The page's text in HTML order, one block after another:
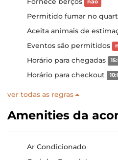
não
Permitido fumar no
Aceita animais de
Eventos são permitidos
Horário para chegadas
Horário para checkout
ver todas as regras
Amenities da
Ar Condicionado